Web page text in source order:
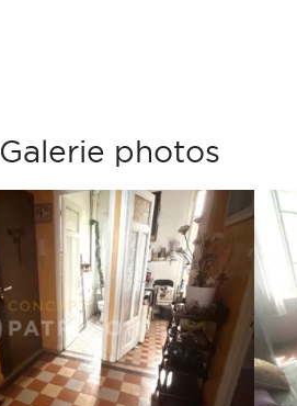
Galerie photos